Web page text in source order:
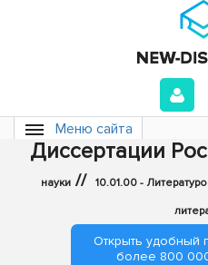
Меню сайта
Диссертации
науки // 10.01.00 -
Открыть удобный
более 800